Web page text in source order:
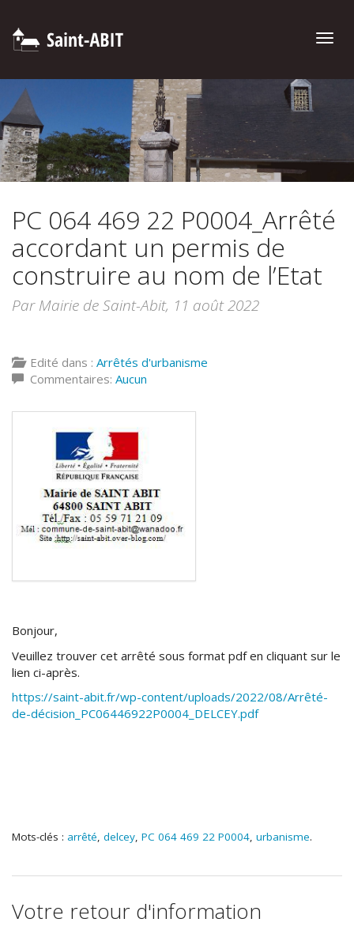
Toggle
PC 064 469 22 P0004_Arrêté
accordant un permis de
construire au nom de l’Etat
Par Mairie de Saint-Abit, 11 août 2022
Edité dans : Arrêtés d'urbanisme
Commentaires: Aucun
Bonjour,
Veuillez trouver cet arrêté sous format pdf en cliquant sur le
lien ci-après.
https://saint-abit.fr/wp-content/uploads/2022/08/Arrêté-
de-décision_PC06446922P0004_DELCEY.pdf
Mots-clés : arrêté, delcey, PC 064 469 22 P0004, urbanisme.
Votre retour d'information